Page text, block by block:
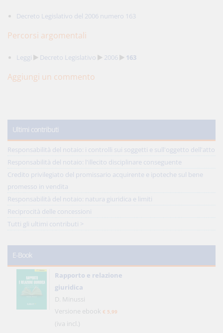
Decreto Legislativo del 2006 numero 163
Percorsi argomentali
Leggi Decreto Legislativo 2006 163
Aggiungi un commento
Ultimi contributi
Responsabilità del notaio: i controlli sui soggetti e sull'oggetto dell'atto
Responsabilità del notaio: l'illecito disciplinare conseguente
Credito privilegiato del promissario acquirente e ipoteche sul bene
promesso in vendita
Responsabilità del notaio: natura giuridica e limiti
Reciprocità delle concessioni
Tutti gli ultimi contributi >
E-Book
Rapporto e relazione
giuridica
D. Minussi
Versione ebook € 5,99
(iva incl.)